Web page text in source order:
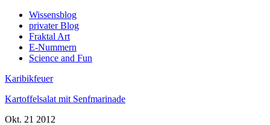
Wissensblog
privater Blog
Fraktal Art
E-Nummern
Science and Fun
Karibikfeuer
Kartoffelsalat mit Senfmarinade
Okt. 21 2012